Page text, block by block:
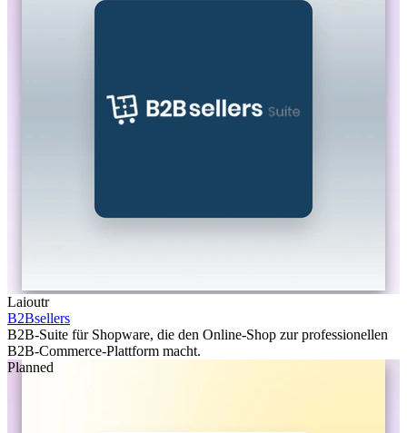
Laioutr
B2Bsellers
B2B-Suite für Shopware, die den Online-Shop zur professionellen
B2B-Commerce-Plattform macht.
Planned